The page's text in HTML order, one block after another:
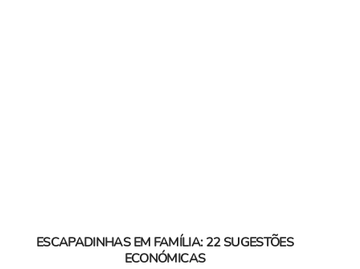
ESCAPADINHAS EM FAMÍLIA: 22 SUGESTÕES
ECONÓMICAS